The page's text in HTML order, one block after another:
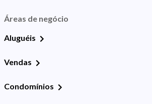
Áreas de negócio
Aluguéis
Vendas
Condomínios